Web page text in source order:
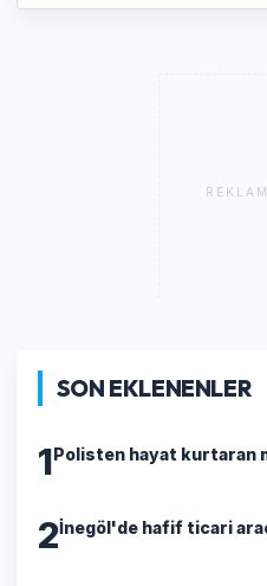
SON EKLENENLER
1Polisten hayat kurtaran
2İnegöl'de hafif ticari